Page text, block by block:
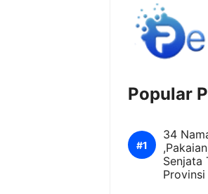
Popular
34
Senjata